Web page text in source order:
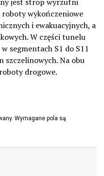
wykończeniowe
i ewakuacyjnych, a
W części tunelu
segmentach S1 do S11
szczelinowych. Na obu
drogowe.
Wymagane pola są